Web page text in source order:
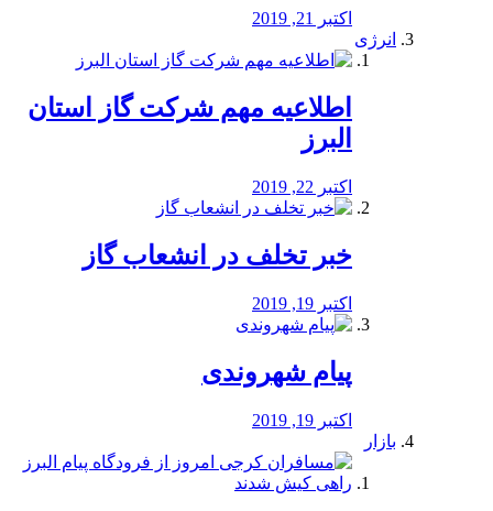
اکتبر 21, 2019
انرژی
️اطلاعیه مهم شرکت گاز استان
البرز
اکتبر 22, 2019
خبر تخلف در انشعاب گاز
اکتبر 19, 2019
پیام شهروندی
اکتبر 19, 2019
بازار